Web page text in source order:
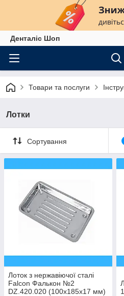
Денталіс Шоп
Товари та послуги
Лотки
Сортування
Лоток з нержавіючої сталі
Falcon Фалькон №2
DZ.420.020 (100х185х17 мм)